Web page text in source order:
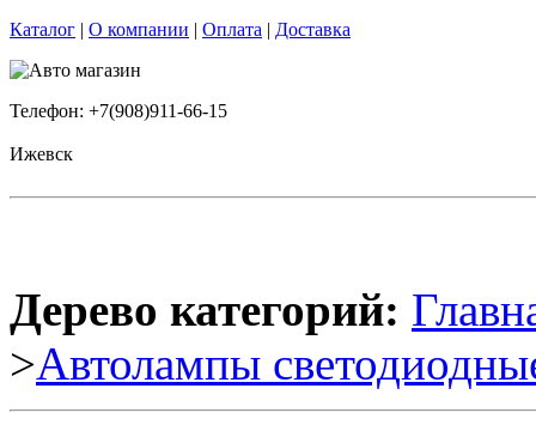
Каталог | О компании | Оплата | Доставка
Телефон: +7(908)911-66-15
Ижевск
Дерево категорий:
>Автолампы